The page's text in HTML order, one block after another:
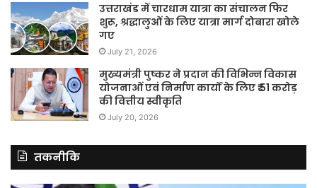
उत्तराखंड में चारधाम यात्रा का संचालन फिर
शुरू, श्रद्धालुओं के लिए यात्रा मार्ग दोबारा खोले
गए
July 21, 2026
मुख्यमंत्री पुष्कर ने प्रदान की विभिन्न विकास
योजनाओं एवं निर्माण कार्यों के लिए ₹ 51 करोड़
की वित्तीय स्वीकृति
July 20, 2026
तकनीकि